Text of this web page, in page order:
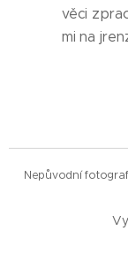
věci
mi na
Nepůvodní